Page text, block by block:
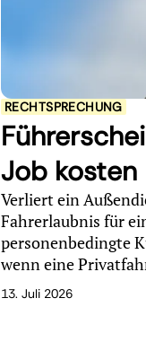
RECHTSPRECHUNG
Job kosten
Verliert ein
Fahrerlaubnis für
personenbedingte
wenn eine
13. Juli 2026